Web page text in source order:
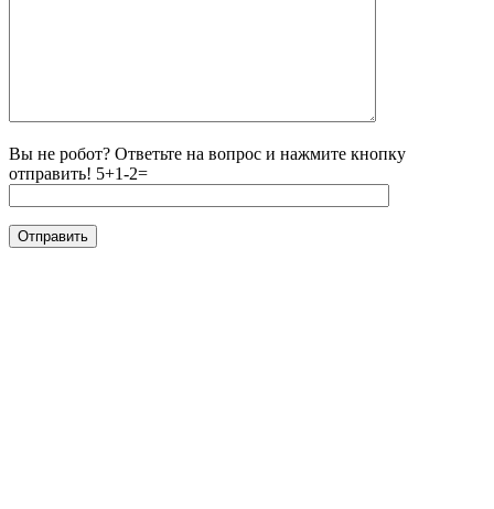
Вы не робот? Ответьте на вопрос и нажмите кнопку
отправить! 5+1-2=